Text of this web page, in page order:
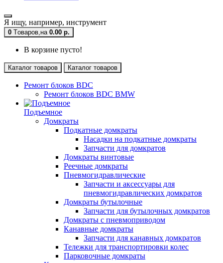
Я ищу, например, инструмент
0 Tоваров,на 0.00 р.
В корзине пусто!
Каталог товаров Каталог товаров
Ремонт блоков BDC
Ремонт блоков BDC BMW
Подъемное
Домкраты
Подкатные домкраты
Насадки на подкатные домкраты
Запчасти для домкратов
Домкраты винтовые
Реечные домкраты
Пневмогидравлические
Запчасти и аксессуары для
пневмогидравлических домкратов
Домкраты бутылочные
Запчасти для бутылочных домкратов
Домкраты с пневмоприводом
Канавные домкраты
Запчасти для канавных домкратов
Тележки для транспортировки колес
Парковочные домкраты